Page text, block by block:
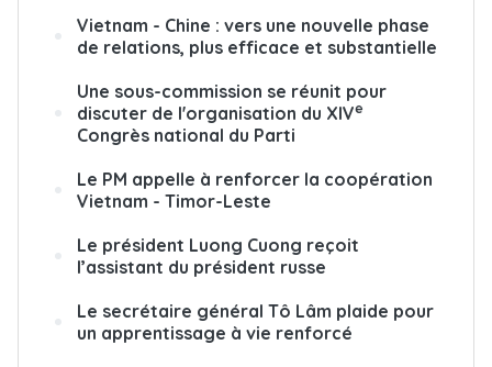
Vietnam - Chine : vers une nouvelle phase
de relations, plus efficace et substantielle
Une sous-commission se réunit pour
discuter de l'organisation du XIVe
Congrès national du Parti
Le PM appelle à renforcer la coopération
Vietnam - Timor-Leste
Le président Luong Cuong reçoit
l’assistant du président russe
Le secrétaire général Tô Lâm plaide pour
un apprentissage à vie renforcé